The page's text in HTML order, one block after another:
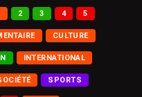
2 3 4 5
CULTURE
INTERNATIONAL
SPORTS